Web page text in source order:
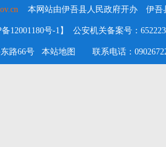
本网站由伊吾县人民政府开办 伊吾
12001180号-1】 公安机关备案号：
路66号 本站地图 联系电话：